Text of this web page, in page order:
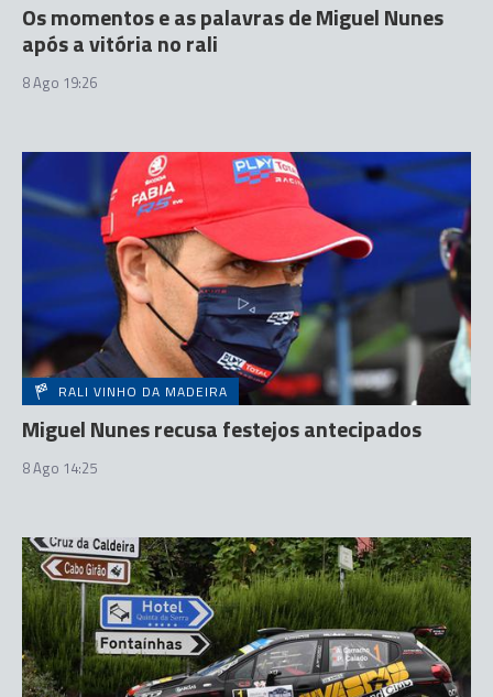
Os momentos e as palavras de Miguel Nunes
após a vitória no rali
8 Ago 19:26
RALI VINHO DA MADEIRA
Miguel Nunes recusa festejos antecipados
8 Ago 14:25